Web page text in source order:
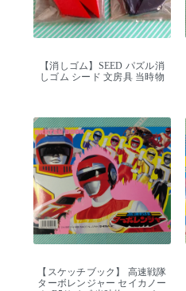
【消しゴム】SEED パズル消
しゴム シード 文房具 当時物
【スケッチブック】 高速戦隊
ターボレンジャー セイカノー